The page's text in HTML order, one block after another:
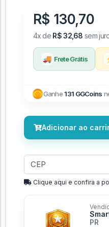
R$ 130,70
4x de R$ 32,68 sem
🚚 Frete Grátis
Ganhe131 GGCoins
Adicionar ao
Clique aqui e confira a
PR